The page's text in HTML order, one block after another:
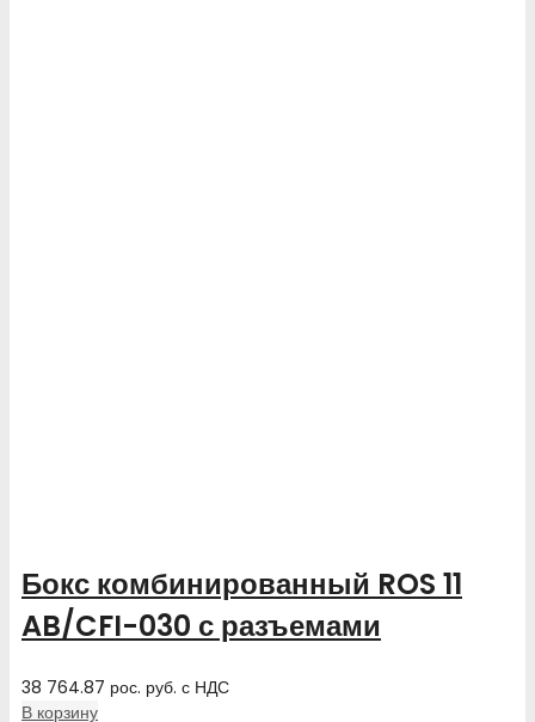
Бокс комбинированный ROS 11
AB/CFI-030 с разъемами
38 764.87 рос. руб. с НДС
В корзину